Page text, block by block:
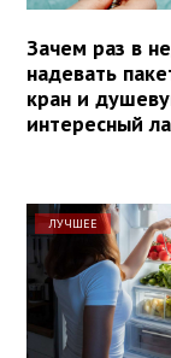
Зачем раз в
надевать
кран и
интересный
ЛУЧШЕЕ